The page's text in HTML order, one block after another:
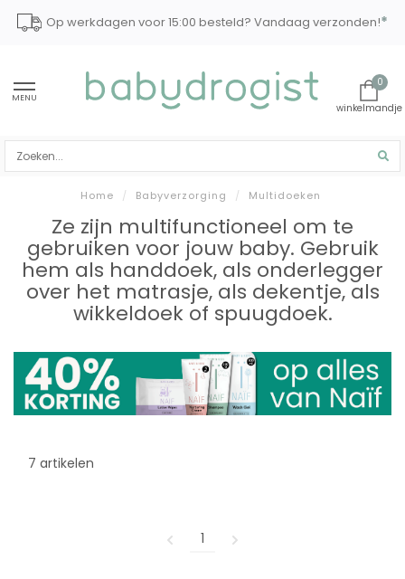
Op werkdagen voor 15:00 besteld? Vandaag verzonden!*
MENU
0
Home / Babyverzorging / Multidoeken
Ze zijn multifunctioneel om te
gebruiken voor jouw baby. Gebruik
hem als handdoek, als onderlegger
over het matrasje, als dekentje, als
wikkeldoek of spuugdoek.
7 artikelen
1